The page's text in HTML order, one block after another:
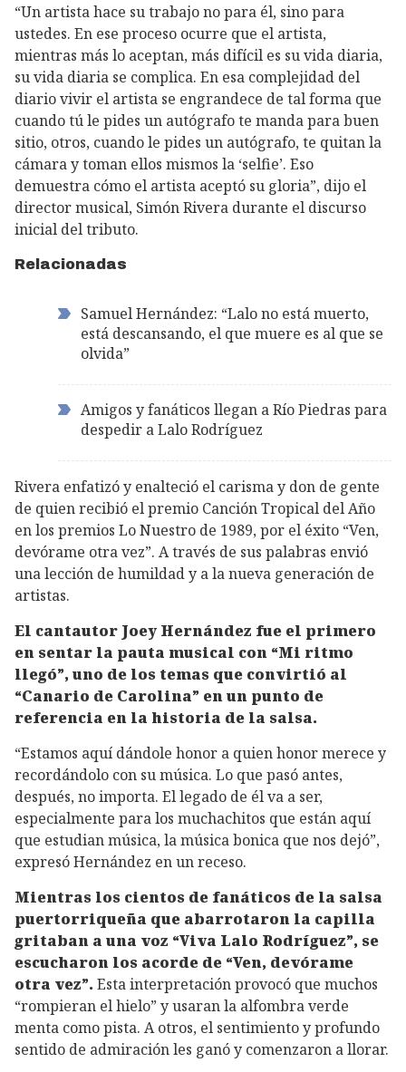
“Un artista hace su trabajo no para él, sino para
ustedes. En ese proceso ocurre que el artista,
mientras más lo aceptan, más difícil es su vida diaria,
su vida diaria se complica. En esa complejidad del
diario vivir el artista se engrandece de tal forma que
cuando tú le pides un autógrafo te manda para buen
sitio, otros, cuando le pides un autógrafo, te quitan la
cámara y toman ellos mismos la ‘selfie’. Eso
demuestra cómo el artista aceptó su gloria”, dijo el
director musical, Simón Rivera durante el discurso
inicial del tributo.
Relacionadas
Samuel Hernández: “Lalo no está muerto,
está descansando, el que muere es al que se
olvida”
Amigos y fanáticos llegan a Río Piedras para
despedir a Lalo Rodríguez
Rivera enfatizó y enalteció el carisma y don de gente
de quien recibió el premio Canción Tropical del Año
en los premios Lo Nuestro de 1989, por el éxito “Ven,
devórame otra vez”. A través de sus palabras envió
una lección de humildad y a la nueva generación de
artistas.
El cantautor Joey Hernández fue el primero
en sentar la pauta musical con “Mi ritmo
llegó”, uno de los temas que convirtió al
“Canario de Carolina” en un punto de
referencia en la historia de la salsa.
“Estamos aquí dándole honor a quien honor merece y
recordándolo con su música. Lo que pasó antes,
después, no importa. El legado de él va a ser,
especialmente para los muchachitos que están aquí
que estudian música, la música bonica que nos dejó”,
expresó Hernández en un receso.
Mientras los cientos de fanáticos de la salsa
puertorriqueña que abarrotaron la capilla
gritaban a una voz “Viva Lalo Rodríguez”, se
escucharon los acorde de “Ven, devórame
otra vez”. Esta interpretación provocó que muchos
“rompieran el hielo” y usaran la alfombra verde
menta como pista. A otros, el sentimiento y profundo
sentido de admiración les ganó y comenzaron a llorar.